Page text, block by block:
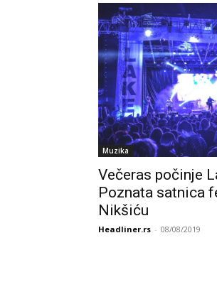
Muzika
Večeras počinje
Poznata satnica
Nikšiću
Headliner.rs - 08/08/2019